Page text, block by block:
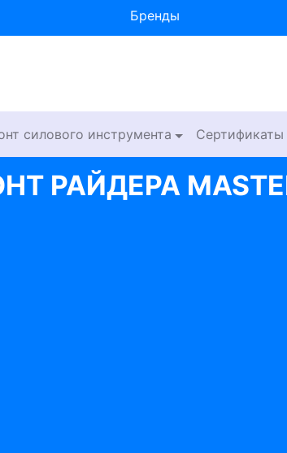
Бренды
силового инструмента Сертификаты
РАЙДЕРА